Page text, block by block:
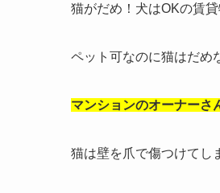
猫がだめ！犬はOKの賃
ペット可なのに猫はだめ
マンションのオーナーさ
猫は壁を爪で傷つけてし